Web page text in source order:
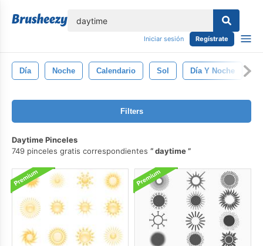
Iniciar sesión Regístrate
Día Noche Calendario Sol Día Y Noche
Filters
Daytime Pinceles
749 pinceles gratis correspondientes
daytime